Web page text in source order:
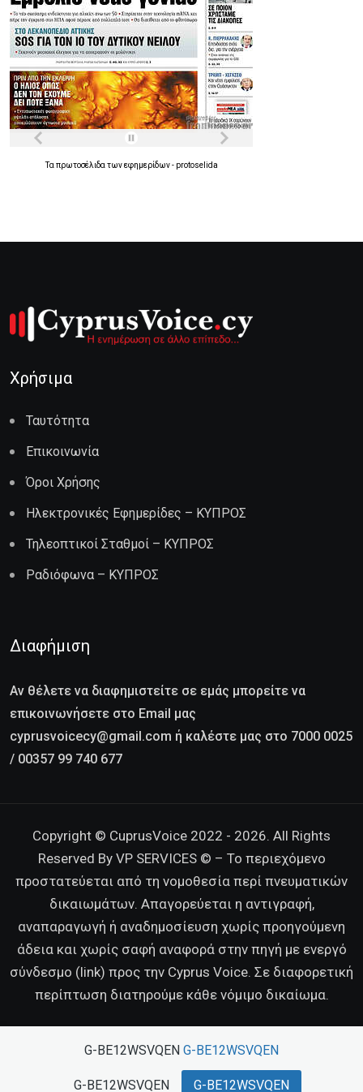
Τα πρωτοσέλιδα τωνεφημερίδων- protoselida
Χρήσιμα
Ταυτότητα
Επικοινωνία
Όροι Χρήσης
Ηλεκτρονικές Εφημερίδες – ΚΥΠΡΟΣ
Τηλεοπτικοί Σταθμοί – ΚΥΠΡΟΣ
Ραδιόφωνα – ΚΥΠΡΟΣ
Διαφήμιση
Αν θέλετε να διαφημιστείτε σε εμάς μπορείτε να
επικοινωνήσετε στο Email μας
cyprusvoicecy@gmail.com ή καλέστε μας στο 7000 0025
/ 00357 99 740 677
Copyright © CuprusVoice 2022 - 2026. All Rights
Reserved By VP SERVICES © – Το περιεχόμενο
προστατεύεται από τη νομοθεσία περί πνευματικών
δικαιωμάτων. Απαγορεύεται η αντιγραφή,
αναπαραγωγή ή αναδημοσίευση χωρίς προηγούμενη
άδεια και χωρίς σαφή αναφορά στην πηγή με ενεργό
σύνδεσμο (link) προς την Cyprus Voice. Σε διαφορετική
περίπτωση διατηρούμε κάθε νόμιμο δικαίωμα.
G-BE12WSVQEN G-BE12WSVQEN
G-BE12WSVQEN G-BE12WSVQEN